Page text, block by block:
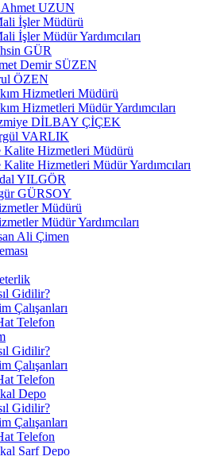
UZUN
İşler Müdürü
İşler Müdür Yardımcıları
GÜR
Demir SÜZEN
ÖZEN
Hizmetleri Müdürü
Hizmetleri Müdür Yardımcıları
DİLBAY ÇİÇEK
VARLIK
Kalite Hizmetleri Müdürü
Hizmetleri Müdür Yardımcıları
YILGÖR
GÜRSOY
Müdürü
Müdür Yardımcıları
Ali Çimen
Gidilir?
Çalışanları
Telefon
Gidilir?
Çalışanları
Telefon
Depo
Gidilir?
Çalışanları
Telefon
Sarf Depo